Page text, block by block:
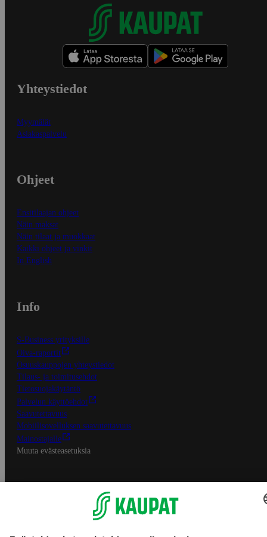
Yhteystiedot
Myymälät
Asiakaspalvelu
Ohjeet
Ensitilaajan ohjeet
Näin maksat
Näin tilaat ja muokkaat
Kaikki ohjeet ja vinkit
In English
Info
S-Business yrityksille
Oiva-raportit
Osuuskauppojen yhteystiedot
Tilaus- ja toimitusehdot
Tietosuojakäytäntö
Palvelun käyttöehdot
Saavutettavuus
Mobiilisovelluksen saavutettavuus
Mainostajalle
Muuta evästeasetuksia
S-ryhmän palvelut